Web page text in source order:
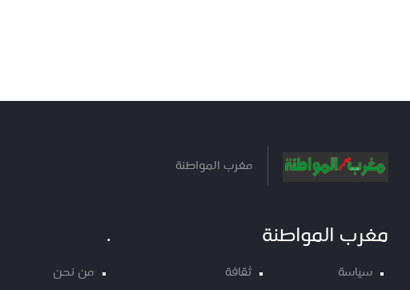
مغرب المواطنة
مغرب المواطنة
سياسة ثقافة
.
من نحن